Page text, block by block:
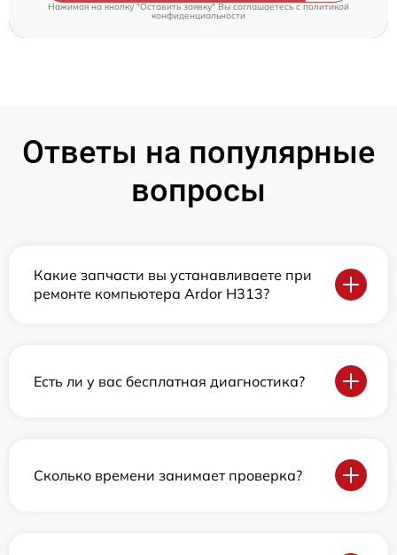
Нажимая на кнопку "Оставить заявку" Вы соглашаетесь cполитикой
конфиденциальности
Ответы на популярные
вопросы
Какие запчасти вы устанавливаете при
ремонте компьютера Ardor H313?
Есть ли у вас бесплатная диагностика?
Сколько времени занимает проверка?